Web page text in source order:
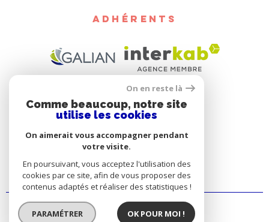
ADHÉRENTS
On en reste là
Comme beaucoup, notre site
utilise les cookies
On aimerait vous accompagner pendant
votre visite.
En poursuivant, vous acceptez l'utilisation des
cookies par ce site, afin de vous proposer des
contenus adaptés et réaliser des statistiques !
PARAMÉTRER OK POUR MOI !